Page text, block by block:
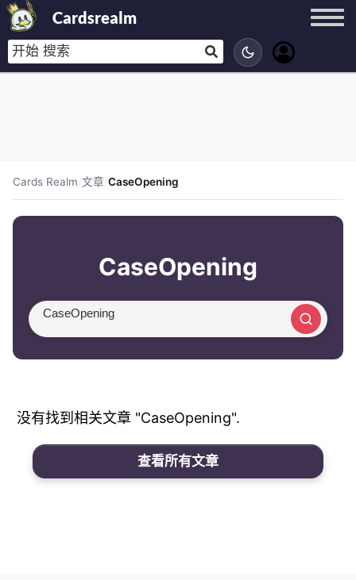
Cardsrealm
Cards Realm/文章/CaseOpening
CaseOpening
没有找到相关文章 "CaseOpening".
查看所有文章